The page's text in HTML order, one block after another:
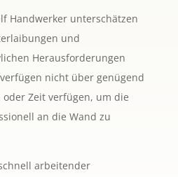
Handwerker unterschätzen
und
Herausforderungen
nicht über genügend
Zeit verfügen, um die
an die Wand zu
arbeitender